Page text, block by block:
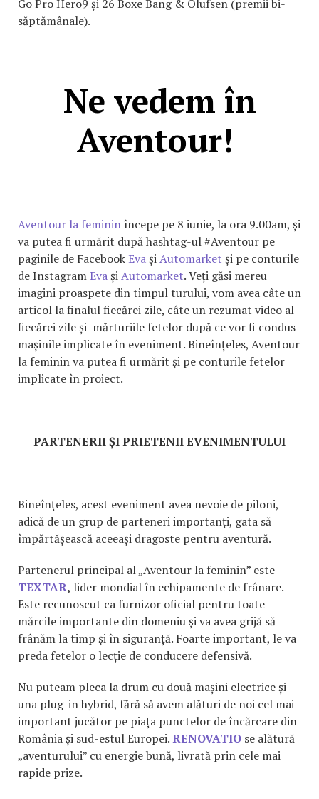
Go Pro Hero9 și 26 Boxe Bang & Olufsen (premii bi-
săptămânale).
Ne vedem în
Aventour!
Aventour la feminin începe pe 8 iunie, la ora 9.00am, și
va putea fi urmărit după hashtag-ul #Aventour pe
paginile de FacebookEvașiAutomarket și pe conturile
de InstagramEvașiAutomarket. Veți găsi mereu
imagini proaspete din timpul turului, vom avea câte un
articol la finalul fiecărei zile, câte un rezumat video al
fiecărei zile și mărturiile fetelor după ce vor fi condus
mașinile implicate în eveniment. Bineînțeles, Aventour
la feminin va putea fi urmărit și pe conturile fetelor
implicate în proiect.
PARTENERII ȘI PRIETENII EVENIMENTULUI
Bineînțeles, acest eveniment avea nevoie de piloni,
adică de un grup de parteneri importanți, gata să
împărtășească aceeași dragoste pentru aventură.
Partenerul principal al „Aventour la feminin” este
TEXTAR, lider mondial în echipamente de frânare.
Este recunoscut ca furnizor oficial pentru toate
mărcile importante din domeniu și va avea grijă să
frânăm la timp și în siguranță. Foarte important, le va
preda fetelor o lecție de conducere defensivă.
Nu puteam pleca la drum cu două mașini electrice și
una plug-in hybrid, fără să avem alături de noi cel mai
important jucător pe piața punctelor de încărcare din
România și sud-estul Europei.RENOVATIO se alătură
„aventurului” cu energie bună, livrată prin cele mai
rapide prize.